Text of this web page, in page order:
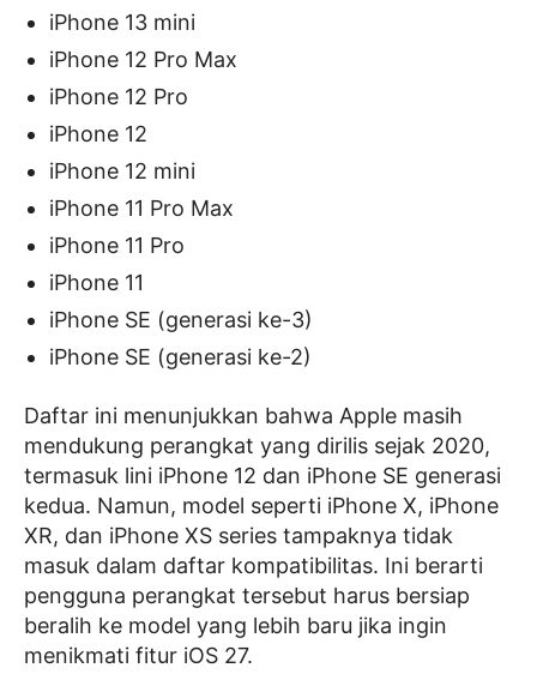
iPhone 13 mini
iPhone 12 Pro Max
iPhone 12 Pro
iPhone 12
iPhone 12 mini
iPhone 11 Pro Max
iPhone 11 Pro
iPhone 11
iPhone SE (generasi ke-3)
iPhone SE (generasi ke-2)
Daftar ini menunjukkan bahwa Apple masih
mendukung perangkat yang dirilis sejak 2020,
termasuk lini iPhone 12 dan iPhone SE generasi
kedua. Namun, model seperti iPhone X, iPhone
XR, dan iPhone XS series tampaknya tidak
masuk dalam daftar kompatibilitas. Ini berarti
pengguna perangkat tersebut harus bersiap
beralih ke model yang lebih baru jika ingin
menikmati fitur iOS 27.